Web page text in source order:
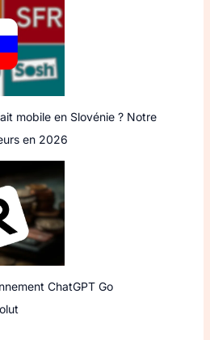
mobile en Slovénie ? Notre
en 2026
ChatGPT Go